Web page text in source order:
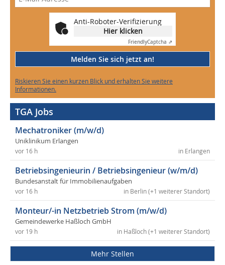
Anti-Roboter-Verifizierung
Hier klicken
FriendlyCaptcha ⇗
Melden Sie sich jetzt an!
Riskieren Sie einen kurzen Blick und erhalten Sie weitere
Informationen.
TGA Jobs
Mechatroniker (m/w/d)
Uniklinikum Erlangen
in Erlangen
vor 16 h
Betriebsingenieurin / Betriebsingenieur (w/m/d)
Bundesanstalt für Immobilienaufgaben
in Berlin (+1 weiterer Standort)
vor 16 h
Monteur/-in Netzbetrieb Strom (m/w/d)
Gemeindewerke Haßloch GmbH
in Haßloch (+1 weiterer Standort)
vor 19 h
Mehr Stellen